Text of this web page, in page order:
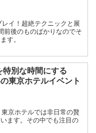
イ！超絶テクニックと展
前後のものばかりなのでそ
す。
特別な時間にする
東京ホテルイベント
京ホテルでは非日常の贅
ます。その中でも注目の